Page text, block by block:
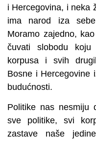
i Hercegovina, i neka
ima narod iza
Moramo zajedno,
čuvati slobodu
korpusa i svih
Bosne i Hercegovine
budućnosti.
Politike nas nesmiju
sve politike, svi
zastave naše